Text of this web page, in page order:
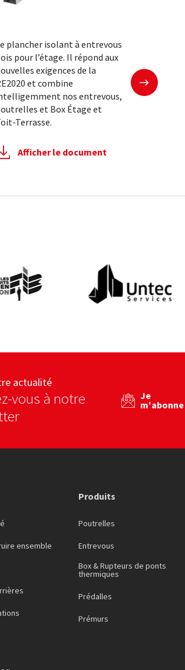
plancher isolant à entrevous
pour l’étage. Il répond aux
exigences de la
et combine
nos entrevous,
et Box Étage et
Terrasse.
En savoir plus
Afficher le document
actualité
vous à notre
Je
m'abonne
ensemble
Produits
Poutrelles
Entrevous
Box & Rupteurs de ponts
thermiques
Prédalles
Prémurs